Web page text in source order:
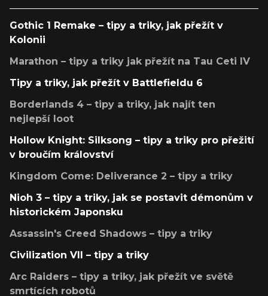
Gothic 1 Remake – tipy a triky, jak přežít v
Kolonii
Marathon – tipy a triky jak přežít na Tau Ceti IV
Tipy a triky, jak přežít v Battlefieldu 6
Borderlands 4 – tipy a triky, jak najít ten
nejlepší loot
Hollow Knight: Silksong – tipy a triky pro přežití
v broučím království
Kingdom Come: Deliverance 2 – tipy a triky
Nioh 3 – tipy a triky, jak se postavit démonům v
historickém Japonsku
Assassin's Creed Shadows – tipy a triky
Civilization VII – tipy a triky
Arc Raiders – tipy a triky, jak přežít ve světě
smrtících robotů